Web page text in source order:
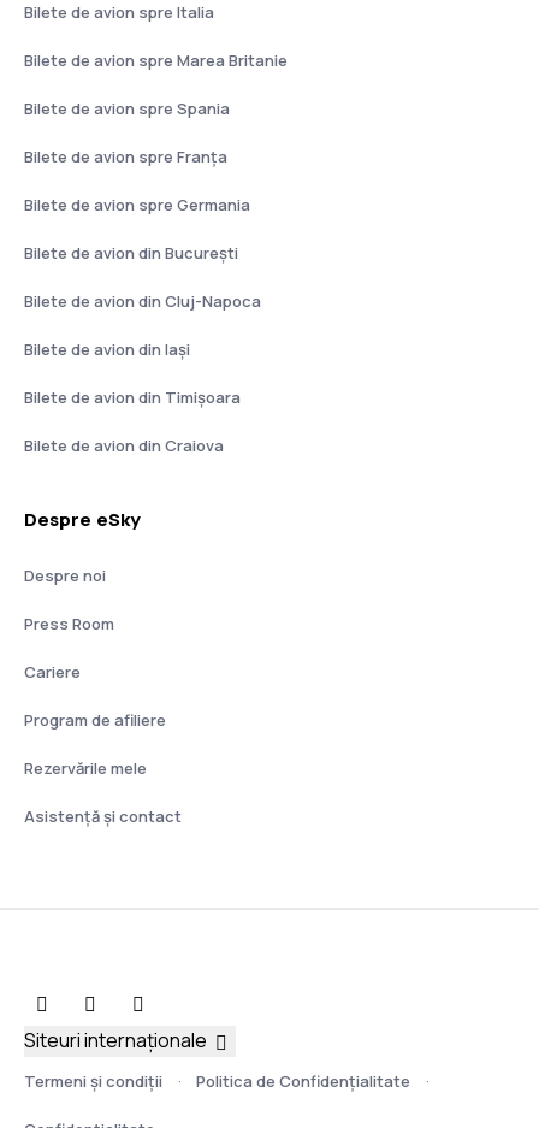
Bilete de avion spre Italia
Bilete de avion spre Marea Britanie
Bilete de avion spre Spania
Bilete de avion spre Franţa
Bilete de avion spre Germania
Bilete de avion din București
Bilete de avion din Cluj-Napoca
Bilete de avion din Iași
Bilete de avion din Timișoara
Bilete de avion din Craiova
Despre eSky
Despre noi
Press Room
Cariere
Program de afiliere
Rezervările mele
Asistenţă şi contact
Termeni şi condiţii Politica de Confidențialitate
Siteuri internaționale